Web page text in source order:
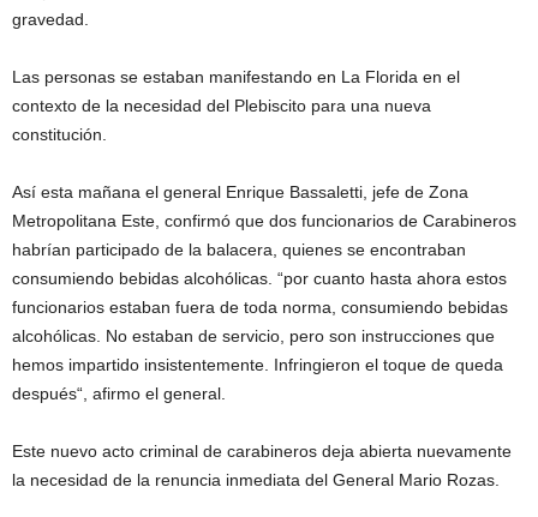
gravedad.
Las personas se estaban manifestando en La Florida en el
contexto de la necesidad del Plebiscito para una nueva
constitución.
Así esta mañana el general Enrique Bassaletti, jefe de Zona
Metropolitana Este, confirmó que dos funcionarios de Carabineros
habrían participado de la balacera, quienes se encontraban
consumiendo bebidas alcohólicas. “por cuanto hasta ahora estos
funcionarios estaban fuera de toda norma, consumiendo bebidas
alcohólicas. No estaban de servicio, pero son instrucciones que
hemos impartido insistentemente. Infringieron el toque de queda
después“, afirmo el general.
Este nuevo acto criminal de carabineros deja abierta nuevamente
la necesidad de la renuncia inmediata del General Mario Rozas.